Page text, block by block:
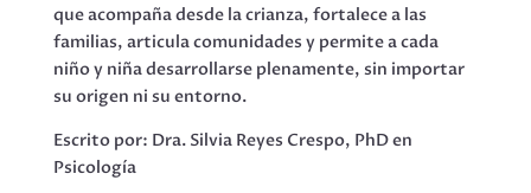
que acompaña desde la crianza, fortalece a las
familias, articula comunidades y permite a cada
niño y niña desarrollarse plenamente, sin importar
su origen ni su entorno.
Escrito por: Dra. Silvia Reyes Crespo, PhD en
Psicología